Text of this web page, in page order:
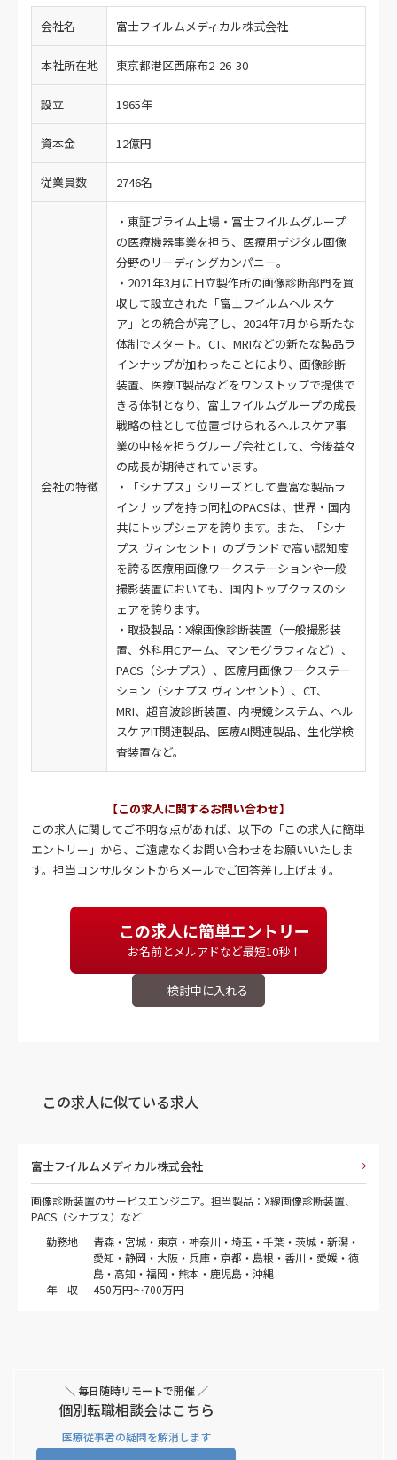
会社名 富士フイルムメディカル株式会社
本社所在地 東京都港区西麻布2-26-30
設立 1965年
資本金 12億円
従業員数 2746名
会社の特徴
・東証プライム上場・富士フイルムグループ
の医療機器事業を担う、医療用デジタル画像
分野のリーディングカンパニー。
・2021年3月に日立製作所の画像診断部門を買
収して設立された「富士フイルムヘルスケ
ア」との統合が完了し、2024年7月から新たな
体制でスタート。CT、MRIなどの新たな製品ラ
インナップが加わったことにより、画像診断
装置、医療IT製品などをワンストップで提供で
きる体制となり、富士フイルムグループの成長
戦略の柱として位置づけられるヘルスケア事
業の中核を担うグループ会社として、今後益々
の成長が期待されています。
・「シナプス」シリーズとして豊富な製品ラ
インナップを持つ同社のPACSは、世界・国内
共にトップシェアを誇ります。また、「シナ
プス ヴィンセント」のブランドで高い認知度
を誇る医療用画像ワークステーションや一般
撮影装置においても、国内トップクラスのシ
ェアを誇ります。
・取扱製品：X線画像診断装置（一般撮影装
置、外科用Cアーム、マンモグラフィなど）、
PACS（シナプス）、医療用画像ワークステー
ション（シナプス ヴィンセント）、CT、
MRI、超音波診断装置、内視鏡システム、ヘル
スケアIT関連製品、医療AI関連製品、生化学検
査装置など。
【この求人に関するお問い合わせ】
この求人に関してご不明な点があれば、以下の「この求人に簡単
エントリー」から、ご遠慮なくお問い合わせをお願いいたしま
す。担当コンサルタントからメールでご回答差し上げます。
この求人に簡単エントリー
お名前とメルアドなど最短10秒！
この求人に似ている求人
富士フイルムメディカル株式会社
画像診断装置のサービスエンジニア。担当製品：X線画像診断装置、
PACS（シナプス）など
勤務地
青森・宮城・東京・神奈川・埼玉・千葉・茨城・新潟・
愛知・静岡・大阪・兵庫・京都・島根・香川・愛媛・徳
島・高知・福岡・熊本・鹿児島・沖縄
年 収
450万円～700万円
＼ 毎日随時リモートで開催 ／
個別転職相談会はこちら
医療従事者の疑問を解消します